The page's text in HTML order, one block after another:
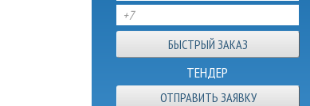
ТЕНДЕР
ОТПРАВИТЬ ЗАЯВКУ